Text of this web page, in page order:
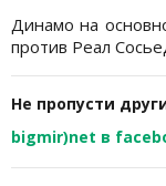
Динамо на
против Реал
Не пропусти
bigmir)net в